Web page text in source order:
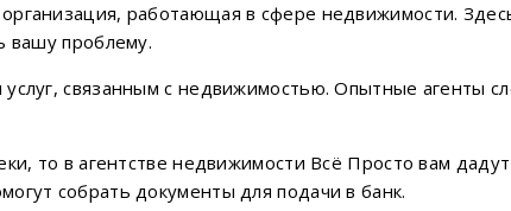
работающая в сфере недвижимости.
вашу проблему.
связанным с недвижимостью. Опытные агенты
то в агентстве недвижимости Всё Просто вам
собрать документы для подачи в банк.